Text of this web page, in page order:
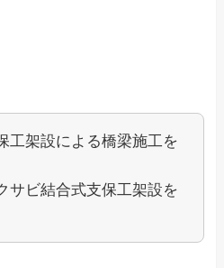
工架設による橋梁施工を
サビ結合式支保工架設を